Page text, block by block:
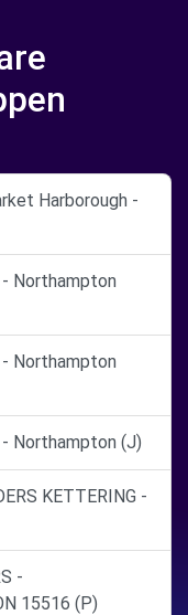
Harborough -
- Northampton
- Northampton
- Northampton (J)
KETTERING -
-
15516 (P)